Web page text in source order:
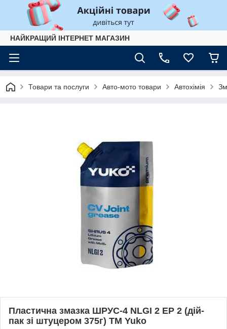
НАЙКРАЩИЙ ІНТЕРНЕТ МАГАЗИН
Товари та послуги Авто-мото товари Автохімія
Пластична змазка ШРУС-4 NLGI 2 EP 2 (дiй-
пак зi штуцером 375г) ТМ Yuko